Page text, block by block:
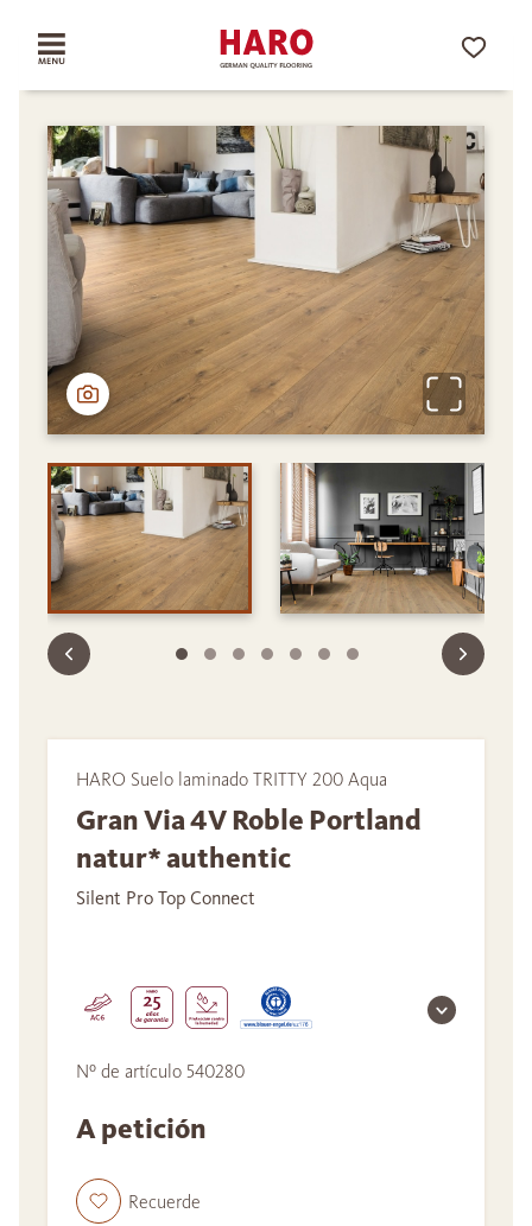
HARO Suelo laminado TRITTY 200 Aqua
Gran Via 4V Roble Portland
natur* authentic
Silent Pro Top Connect
Nº de artículo 540280
A petición
Recuerde